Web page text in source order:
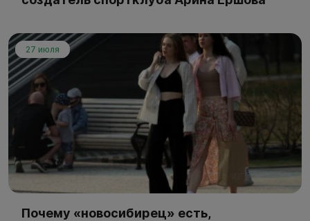
27 июля
Почему «новосибирец» есть,